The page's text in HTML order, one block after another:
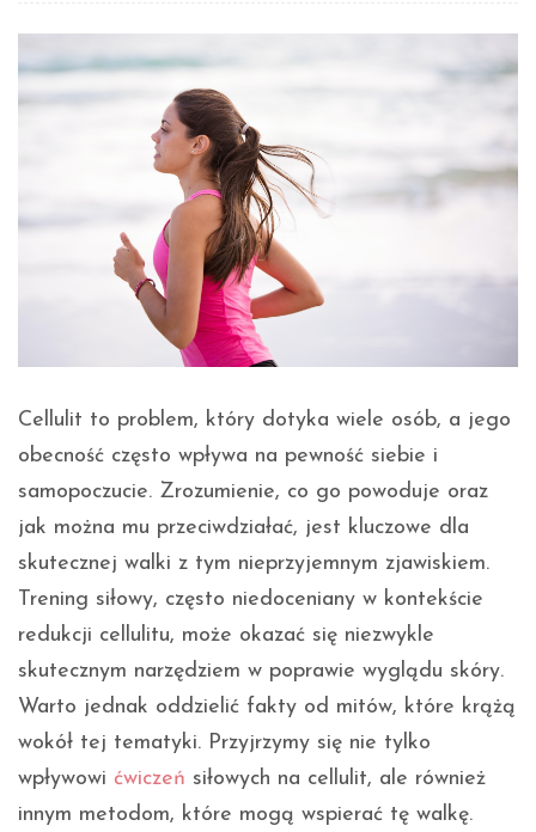
Cellulit to problem, który dotyka wiele osób, a jego
obecność często wpływa na pewność siebie i
samopoczucie. Zrozumienie, co go powoduje oraz
jak można mu przeciwdziałać, jest kluczowe dla
skutecznej walki z tym nieprzyjemnym zjawiskiem.
Trening siłowy, często niedoceniany w kontekście
redukcji cellulitu, może okazać się niezwykle
skutecznym narzędziem w poprawie wyglądu skóry.
Warto jednak oddzielić fakty od mitów, które krążą
wokół tej tematyki. Przyjrzymy się nie tylko
wpływowi ćwiczeń siłowych na cellulit, ale również
innym metodom, które mogą wspierać tę walkę.